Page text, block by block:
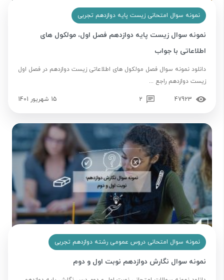
نمونه سوال امتحانی زیست پایه دوازدهم تجربی
نمونه سوال زیست پایه دوازدهم فصل اول، مولکول های
اطلاعاتی با جواب
دانلود نمونه سوال فصل مولکول های اطلاعاتی زیست دوازدهم در فصل اول
زیست دوازدهم راجع ...
47923
2 15 شهریور 1401
نمونه سوال امتحانی دروس عمومی رشته دوازدهم تجربی
نمونه سوال نگارش دوازدهم نوبت اول و دوم